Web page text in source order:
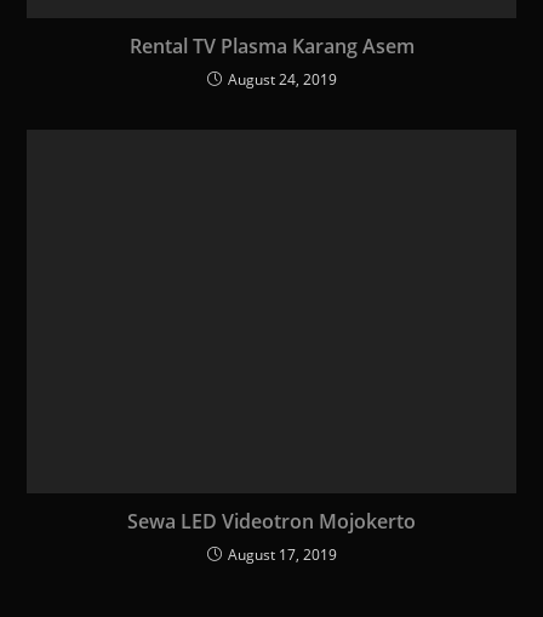
Rental TV Plasma Karang Asem
August 24, 2019
Sewa LED Videotron Mojokerto
August 17, 2019